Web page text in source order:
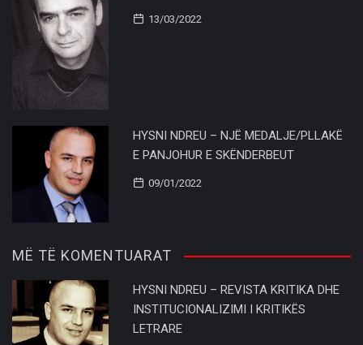
13/03/2022
HYSNI NDREU – NJË MEDALJE/PLLAKË
E PANJOHUR E SKËNDERBEUT
09/01/2022
MË TË KOMENTUARAT
HYSNI NDREU – REVISTA KRITIKA DHE
INSTITUCIONALIZIMI I KRITIKËS
LETRARE